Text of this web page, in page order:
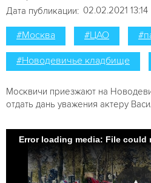
Дата публикации: 02.02.2021 13:14
#Москва #ЦАО
#Новодевичье кладбище
Москвичи приезжают на
отдать дань уважения актеру
Error loading media: File could